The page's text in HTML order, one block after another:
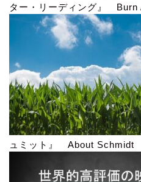
ター・リーディング』 Burn
ュミット』 About Schmidt